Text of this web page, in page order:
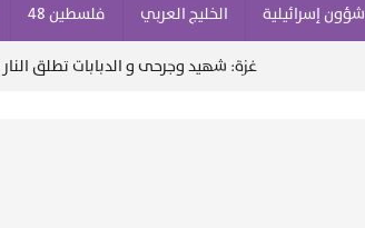
شؤون إسرائيلية الخليج العربي فلسطين 48
غزة: شهيد وجرحى و الدبابات تطلق النار برفح